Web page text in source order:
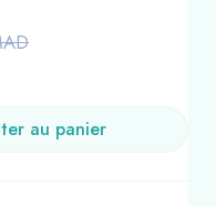
au panier